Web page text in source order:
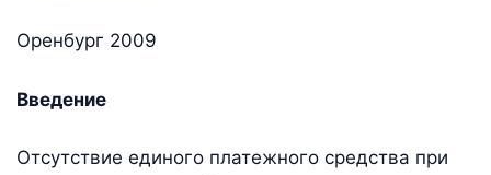
Оренбург 2009
Введение
Отсутствие единого платежного средства при